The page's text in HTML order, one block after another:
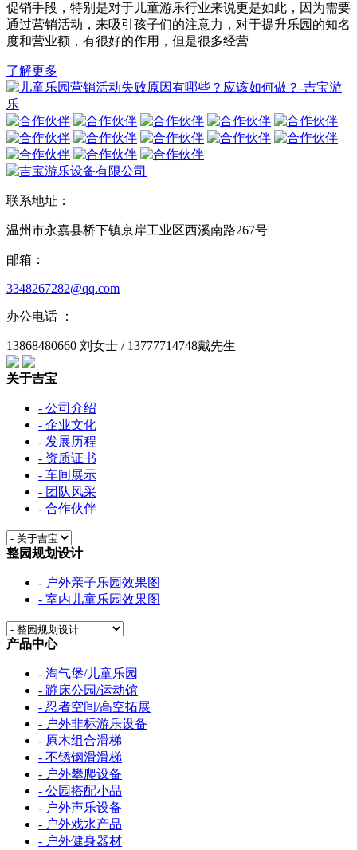
促销手段，特别是对于儿童游乐行业来说更是如此，因为需要
通过营销活动，来吸引孩子们的注意力，对于提升乐园的知名
度和营业额，有很好的作用，但是很多经营
了解更多
联系地址：
温州市永嘉县桥下镇京岸工业区西溪南路267号
邮箱：
3348267282@qq.com
办公电话 ：
13868480660 刘女士 / 13777714748戴先生
关于吉宝
- 公司介绍
- 企业文化
- 发展历程
- 资质证书
- 车间展示
- 团队风采
- 合作伙伴
整园规划设计
- 户外亲子乐园效果图
- 室内儿童乐园效果图
产品中心
- 淘气堡/儿童乐园
- 蹦床公园/运动馆
- 忍者空间/高空拓展
- 户外非标游乐设备
- 原木组合滑梯
- 不锈钢滑滑梯
- 户外攀爬设备
- 公园搭配小品
- 户外声乐设备
- 户外戏水产品
- 户外健身器材